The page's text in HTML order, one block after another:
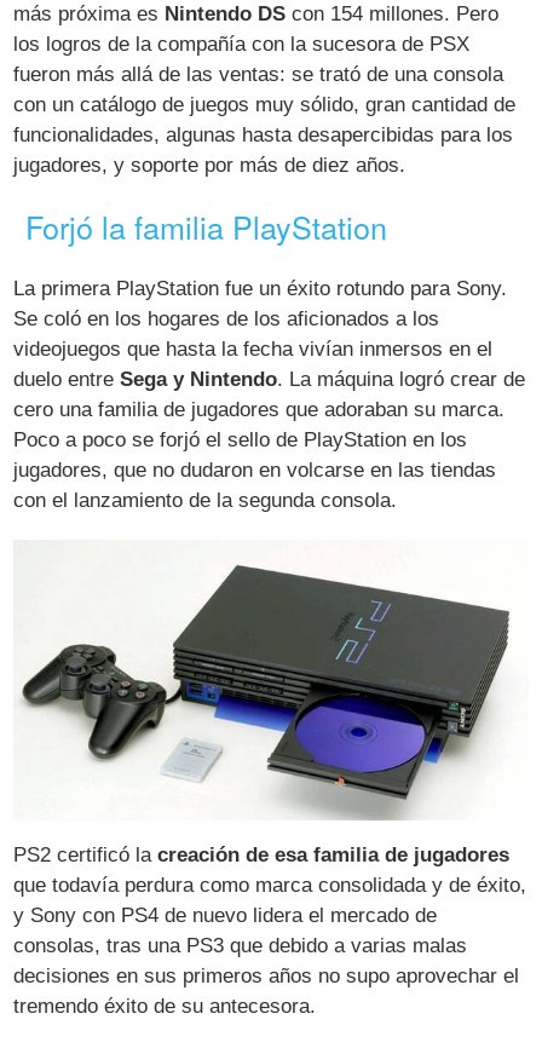
más próxima es Nintendo DS con 154 millones. Pero
los logros de la compañía con la sucesora de PSX
fueron más allá de las ventas: se trató de una consola
con un catálogo de juegos muy sólido, gran cantidad de
funcionalidades, algunas hasta desapercibidas para los
jugadores, y soporte por más de diez años.
Forjó la familia PlayStation
La primera PlayStation fue un éxito rotundo para Sony.
Se coló en los hogares de los aficionados a los
videojuegos que hasta la fecha vivían inmersos en el
duelo entreSega y Nintendo. La máquina logró crear de
cero una familia de jugadores que adoraban su marca.
Poco a poco se forjó el sello de PlayStation en los
jugadores, que no dudaron en volcarse en las tiendas
con el lanzamiento de la segunda consola.
PS2 certificó lacreación de esa familia de jugadores
que todavía perdura como marca consolidada y de éxito,
y Sony con PS4 de nuevo lidera el mercado de
consolas, tras una PS3 que debido a varias malas
decisiones en sus primeros años no supo aprovechar el
tremendo éxito de su antecesora.